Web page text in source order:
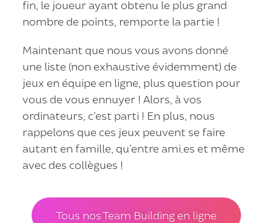
fin, le joueur ayant obtenu le plus grand
nombre de points, remporte la partie !
Maintenant que nous vous avons donné
une liste (non exhaustive évidemment) de
jeux en équipe en ligne, plus question pour
vous de vous ennuyer ! Alors, à vos
ordinateurs, c’est parti ! En plus, nous
rappelons que ces jeux peuvent se faire
autant en famille, qu’entre ami.es et même
avec des collègues !
Tous nos Team Building en ligne